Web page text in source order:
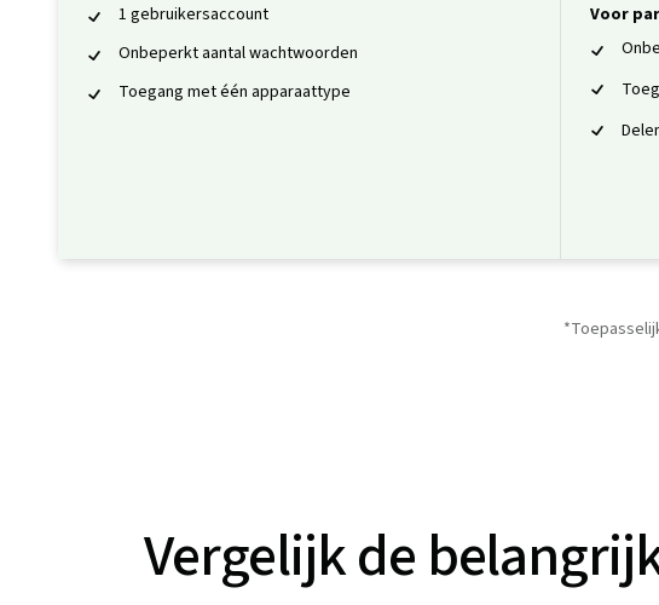
1 gebruikersaccount
Onbeperkt aantal wachtwoorden
Toegang met één apparaattype
Voor
Vergelijk de